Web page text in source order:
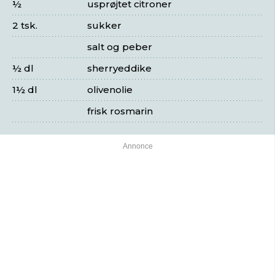
usprøjtet citroner
½
sukker
2 tsk.
salt og peber
sherryeddike
½ dl
olivenolie
1½ dl
frisk rosmarin